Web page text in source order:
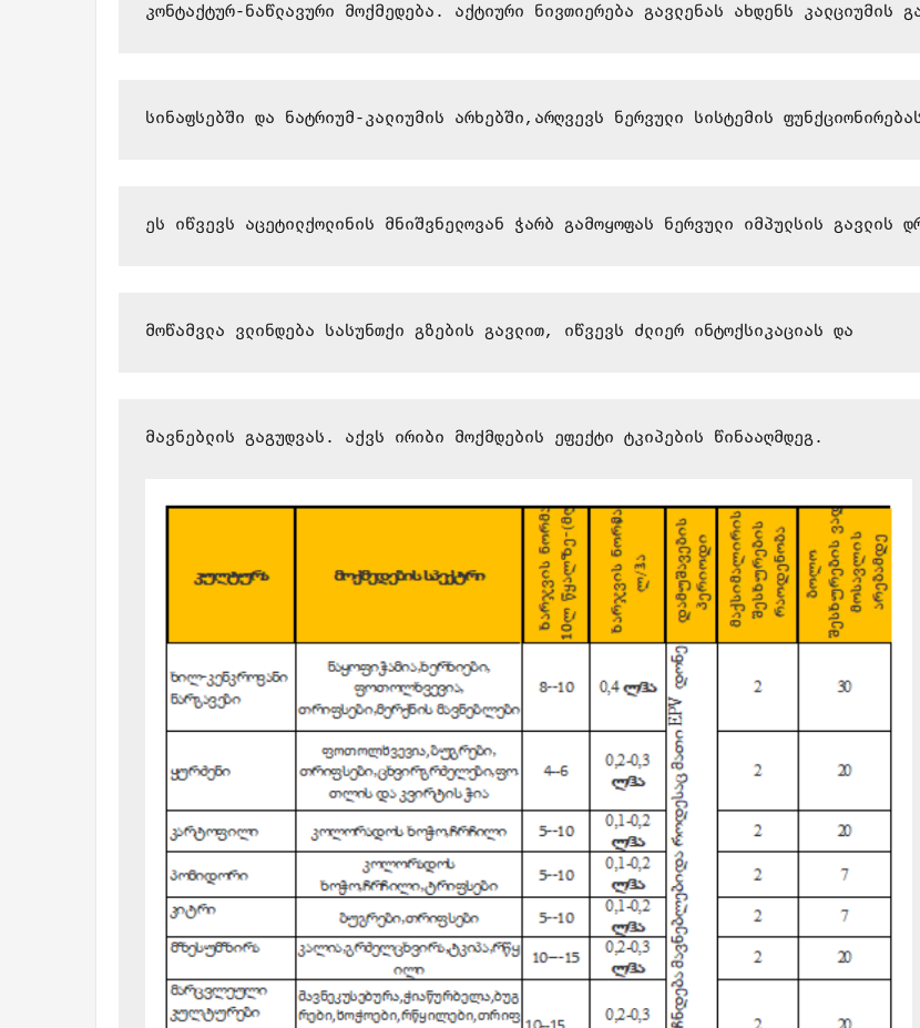
კონტაქტურ-ნაწლავური მოქმედება. აქტიური ნივთიერება გავლენას ახდენს კალციუმის
სინაფსებში და ნატრიუმ-კალიუმის არხებში,არღვევს ნერვული სისტემის
ეს იწვევს აცეტილქოლინის მნიშვნელოვან ჭარბ გამოყოფას ნერვული იმპულსის გავლის
მოწამვლა ვლინდება სასუნთქი გზების გავლით, იწვევს ძლიერ ინტოქსიკაციას და
მავნებლის გაგუდვას. აქვს ირიბი მოქმდების ეფექტი ტკიპების წინააღმდეგ.